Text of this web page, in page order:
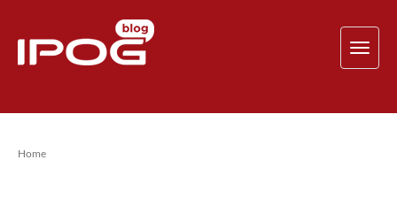
Home